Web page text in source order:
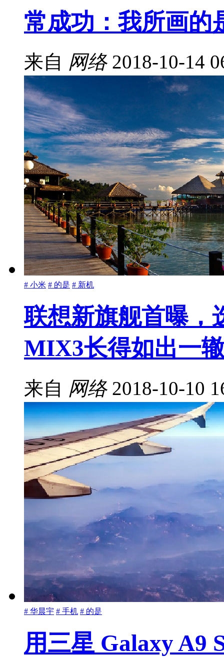
常成功：我所画的
来自 网络 2018-10-14
# 小米 # 的是 # 新机
联想新旗舰首曝，
MIX3长得如出一
来自 网络 2018-10-10
# 华晨宇 # 手机 # 的是
用三星 Galaxy A9